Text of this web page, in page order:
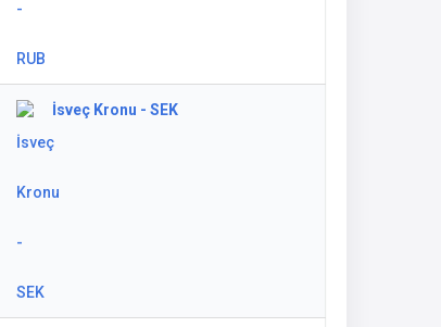
İsveç Kronu - SEK